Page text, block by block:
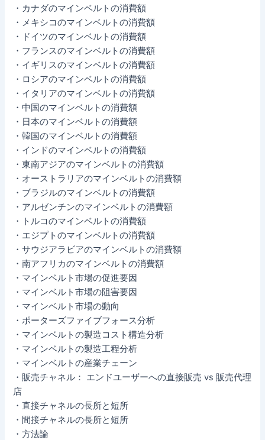
・カナダのマインベルトの消費額
・メキシコのマインベルトの消費額
・ドイツのマインベルトの消費額
・フランスのマインベルトの消費額
・イギリスのマインベルトの消費額
・ロシアのマインベルトの消費額
・イタリアのマインベルトの消費額
・中国のマインベルトの消費額
・日本のマインベルトの消費額
・韓国のマインベルトの消費額
・インドのマインベルトの消費額
・東南アジアのマインベルトの消費額
・オーストラリアのマインベルトの消費額
・ブラジルのマインベルトの消費額
・アルゼンチンのマインベルトの消費額
・トルコのマインベルトの消費額
・エジプトのマインベルトの消費額
・サウジアラビアのマインベルトの消費額
・南アフリカのマインベルトの消費額
・マインベルト市場の促進要因
・マインベルト市場の阻害要因
・マインベルト市場の動向
・ポーターズファイブフォース分析
・マインベルトの製造コスト構造分析
・マインベルトの製造工程分析
・マインベルトの産業チェーン
・販売チャネル： エンドユーザーへの直接販売 vs 販売代理
店
・直接チャネルの長所と短所
・間接チャネルの長所と短所
・方法論